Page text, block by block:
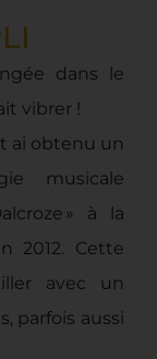
dans le
vibrer !
ai obtenu un
musicale
» à la
2012. Cette
avec un
parfois aussi